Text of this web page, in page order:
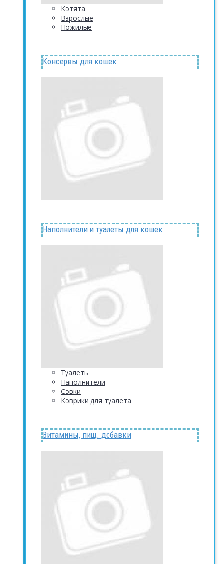
Котята
Взрослые
Пожилые
Консервы для кошек
Наполнители и туалеты для кошек
Туалеты
Наполнители
Совки
Коврики для туалета
Витамины, пищ. добавки